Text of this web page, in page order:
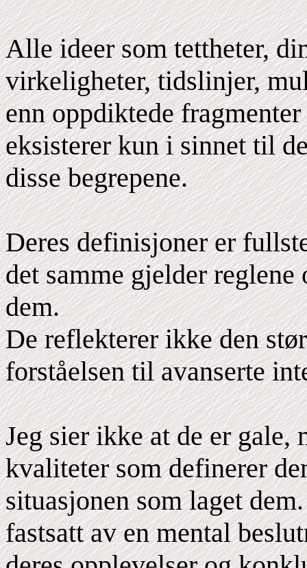
Alle ideer som tettheter,
virkeligheter, tidslinjer,
enn oppdiktede
eksisterer kun i sinnet til
disse begrepene.
Deres definisjoner er
det samme gjelder
dem.
De reflekterer ikke den
forståelsen til avanserte
Jeg sier ikke at de er gale,
kvaliteter som definerer
situasjonen som laget
fastsatt av en mental